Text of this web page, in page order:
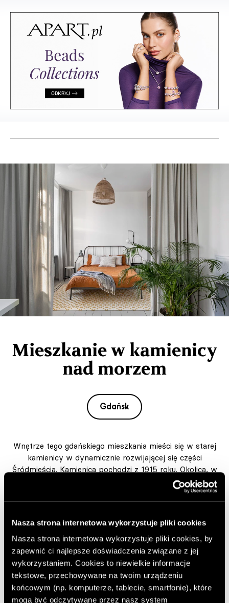
Nasza strona internetowa wykorzystuje pliki cookies
Nasza strona internetowa wykorzystuje pliki cookies, by
zapewnić ci najlepsze doświadczenia związane z jej
wykorzystaniem. Cookies to niewielkie informacje
tekstowe, przechowywane na twoim urządzeniu
końcowym (np. komputerze, tablecie, smartfonie), które
mogą być odczytywane przez nasz system
Mieszkanie w kamienicy
nad morzem
Gdańsk
Wnętrze tego gdańskiego mieszkania mieści się w starej
kamienicy w dynamicznie rozwijającej się części
Śródmieścia. Kamienica pochodzi z 1915 roku. Okolica, w
której jest usytuowana, powoli staje się renomowaną
dzielnicą Trójmiasta oddaloną od serca Głównego Miasta
jedynie o kilka minut. Autorką projektu jest Roksana
Autor:MP
Opublikowano: 17.03.2026
Zdjęcia: Magdalena Łojewska
Projekt: NOR studio